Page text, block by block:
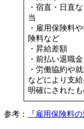
・宿直・日直
当
・雇用保険料
険料など
・昇給差額
・前払い退職金
・労働協約や
などにより支
明確にされた
参考： 『雇用保険料